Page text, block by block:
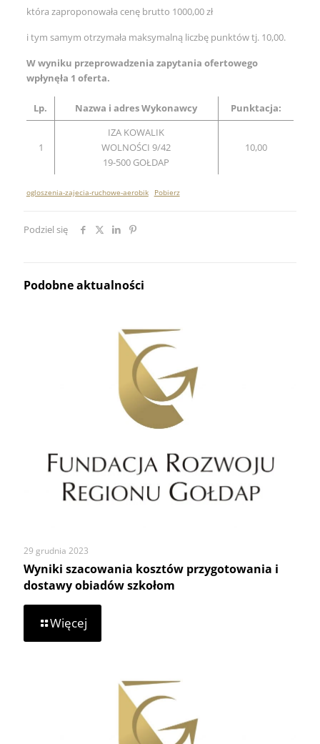
która zaproponowała cenę brutto 1000,00 zł
i tym samym otrzymała maksymalną liczbę punktów tj. 10,00.
W wyniku przeprowadzenia zapytania ofertowego
wpłynęła 1 oferta.
Lp. Nazwa i adres Wykonawcy Punktacja:
1
IZA KOWALIK
WOLNOŚCI 9/42
19-500 GOŁDAP
10,00
ogloszenia-zajecia-ruchowe-aerobik Pobierz
Podziel się
Podobne aktualności
29 grudnia 2023
Wyniki szacowania kosztów przygotowania i
dostawy obiadów szkołom
Więcej
Wyniki
przygotowania
dostawy
obiadów